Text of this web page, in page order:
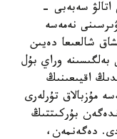
اتالۋ سەبەبى -
نەمەسە
شالعىعا دەيىن
وراي بۇل
اقيىعىنىڭ
مۇزبالاق تۇرلەرى
بۇركىتتىڭ
دەگەنمەن،